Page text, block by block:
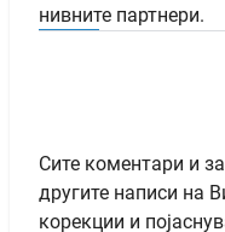
нивните партнери.
Сите коментари и
другите написи на
корекции и